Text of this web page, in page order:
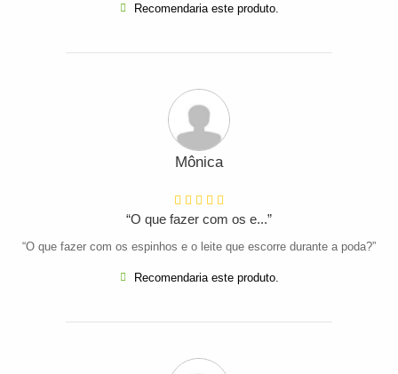
Recomendaria este produto.
Mônica
“O que fazer com os e...”
“O que fazer com os espinhos e o leite que escorre durante a poda?”
Recomendaria este produto.